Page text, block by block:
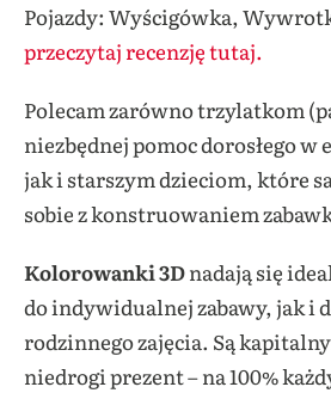
Pojazdy: Wyścigówka,
przeczytaj recenzję tutaj.
Polecam zarówno trzylatkom
niezbędnej pomoc dorosłego w
jak i starszym dzieciom, które
sobie z konstruowaniem
Kolorowanki 3Dnadają się
do indywidualnej zabawy, jak i
rodzinnego zajęcia. Są
niedrogi prezent – na 100%